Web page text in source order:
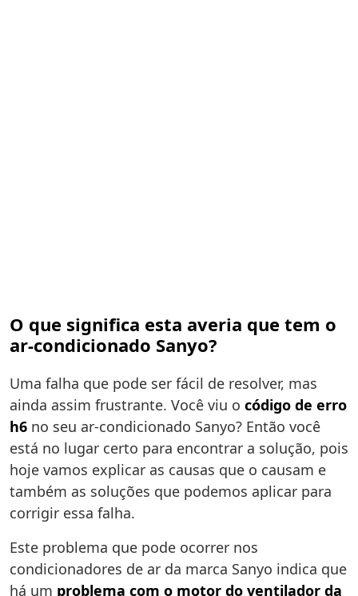
O que significa esta averia que tem o
ar-condicionado Sanyo?
Uma falha que pode ser fácil de resolver, mas
ainda assim frustrante. Você viu o código de erro
h6 no seu ar-condicionado Sanyo? Então você
está no lugar certo para encontrar a solução, pois
hoje vamos explicar as causas que o causam e
também as soluções que podemos aplicar para
corrigir essa falha.
Este problema que pode ocorrer nos
condicionadores de ar da marca Sanyo indica que
há um problema com o motor do ventilador da